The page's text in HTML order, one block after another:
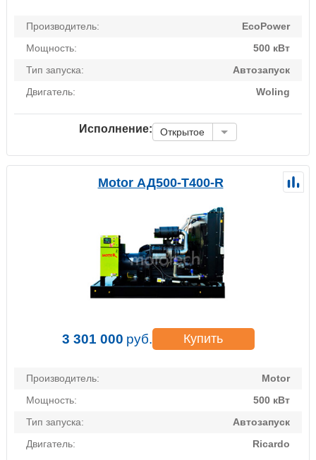
Производитель:
EcoPower
Мощность:
500 кВт
Тип запуска:
Автозапуск
Двигатель:
Woling
Исполнение: Открытое
Motor АД500-Т400-R
3 301 000 руб. Купить
Производитель:
Motor
Мощность:
500 кВт
Тип запуска:
Автозапуск
Двигатель:
Ricardo